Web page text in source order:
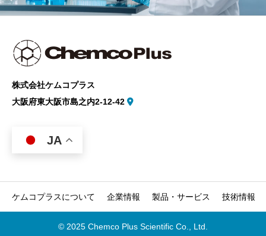
株式会社ケムコプラス
大阪府東大阪市島之内2-12-42
JA
ケムコプラスについて 企業情報 製品・サービス 技術情報
© 2025 Chemco Plus Scientific Co., Ltd.